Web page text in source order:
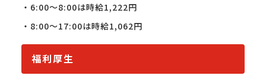
・6:00〜8:00は時給1,222円
・8:00〜17:00は時給1,062円
福利厚生